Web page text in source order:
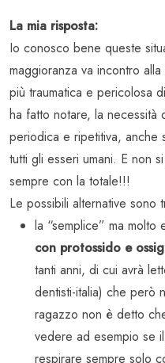
La mia risposta:
Io conosco bene queste
maggioranza va incontro
più traumatica e pericolosa
ha fatto notare, la
periodica e ripetitiva,
tutti gli esseri umani. E non
sempre con la totale!!!
Le possibili alternative sono
la “semplice” ma molto
con protossido e
tanti anni, di cui avrà
dentisti-italia) che però
ragazzo non è detto
vedere ad esempio se
respirare sempre solo